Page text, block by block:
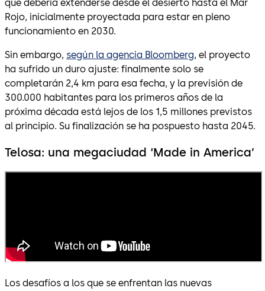
que debería extenderse desde el desierto hasta el Mar
Rojo, inicialmente proyectada para estar en pleno
funcionamiento en 2030.
Sin embargo, según la agencia Bloomberg, el proyecto
ha sufrido un duro ajuste: finalmente solo se
completarán 2,4 km para esa fecha, y la previsión de
300.000 habitantes para los primeros años de la
próxima década está lejos de los 1,5 millones previstos
al principio. Su finalización se ha pospuesto hasta 2045.
Telosa: una megaciudad ‘Made in America’
Los desafíos a los que se enfrentan las nuevas